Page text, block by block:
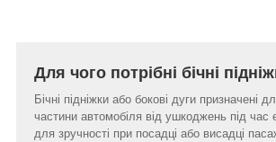
Для чого потрібні бічні
Бічні підніжки або бокові дуги призначені
частини автомобіля від ушкоджень під час
для зручності при посадці або висадці